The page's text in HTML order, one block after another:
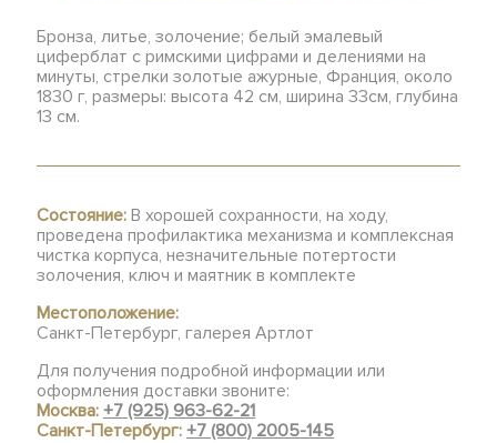
Бронза, литье, золочение; белый эмалевый
циферблат с римскими цифрами и делениями на
минуты, стрелки золотые ажурные, Франция, около
1830 г, размеры: высота 42 см, ширина 33см, глубина
13 см.
Состояние: В хорошей сохранности, на ходу,
проведена профилактика механизма и комплексная
чистка корпуса, незначительные потертости
золочения, ключ и маятник в комплекте
Местоположение:
Санкт-Петербург, галерея Артлот
Для получения подробной информации или
оформления доставки звоните:
Москва:+7 (925) 963-62-21
Санкт-Петербург:+7 (800) 2005-145